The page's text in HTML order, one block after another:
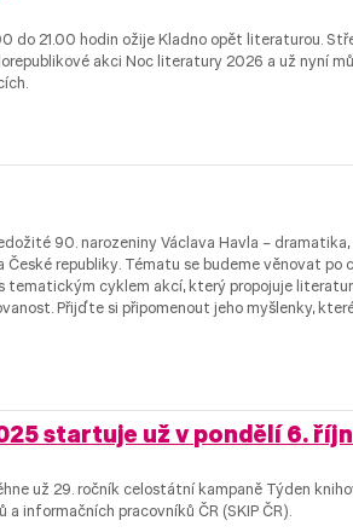
do 21.00 hodin ožije Kladno opět literaturou.
akci Noc literatury 2026 a už nyní
90. narozeniny Václava Havla – dramatika,
republiky. Tématu se budeme věnovat po
tematickým cyklem akcí, který propojuje
Přijďte si připomenout jeho myšlenky,
startuje už v pondělí 6.
už 29. ročník celostátní kampaně Týden
informačních pracovníků ČR (SKIP ČR).